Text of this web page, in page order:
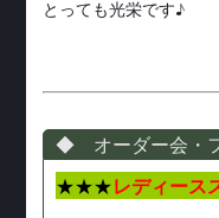
とっても光栄です♪
◆ オーダー会
★★★レディー